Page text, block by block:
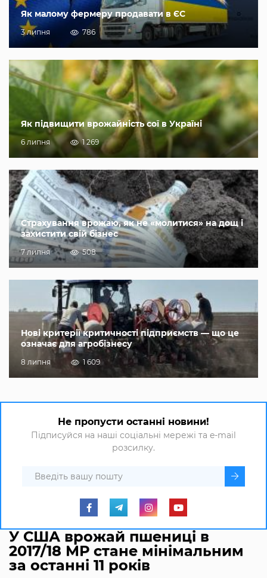
Як малому фермеру продавати в ЄС
3 липня 786
Як підвищити врожайність сої в Україні
6 липня 1 269
Страхування врожаю, як не «молитися» на дощ і
захистити свій бізнес
7 липня 508
Нові критерії критичності підприємств — що це
означає для агробізнесу
8 липня 1 609
Не пропусти останні новини!
Підписуйся на наші соціальні мережі та e-mail
розсилку.
У США врожай пшениці в
2017/18 МР стане мінімальним
за останні 11 років